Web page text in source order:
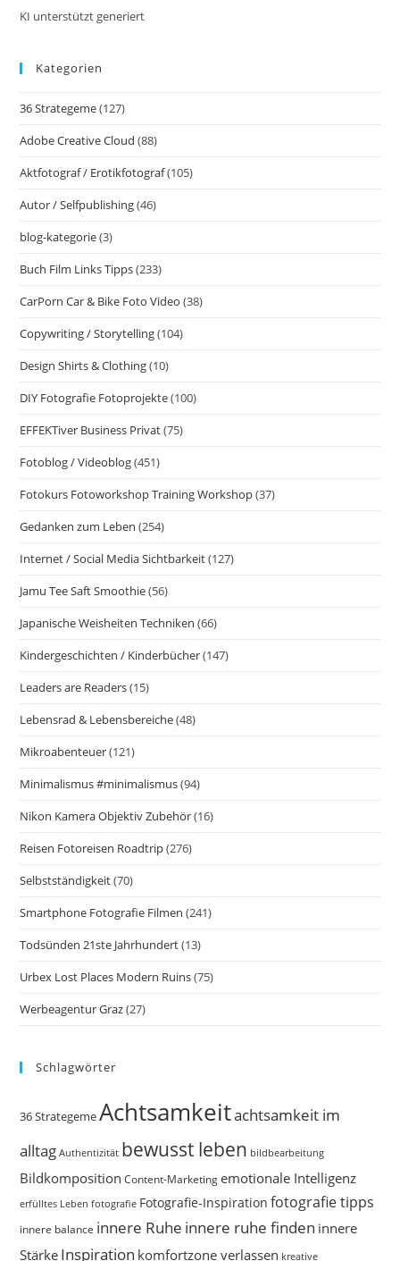
Barbara
Foto
Video
Tipps
KI unterstützt generiert
Kategorien
36 Strategeme(127)
Adobe Creative Cloud (88)
Aktfotograf / Erotikfotograf(105)
Autor / Selfpublishing(46)
blog-kategorie(3)
Buch Film Links Tipps(233)
CarPorn Car & Bike Foto Video (38)
Copywriting / Storytelling(104)
Design Shirts & Clothing(10)
DIY Fotografie Fotoprojekte(100)
EFFEKTiver Business Privat(75)
Fotoblog / Videoblog(451)
Fotokurs Fotoworkshop Training Workshop(37)
Gedanken zum Leben (254)
Internet / Social Media Sichtbarkeit(127)
Jamu Tee Saft Smoothie(56)
Japanische Weisheiten Techniken (66)
Kindergeschichten / Kinderbücher(147)
Leaders are Readers(15)
Lebensrad & Lebensbereiche(48)
Mikroabenteuer(121)
Minimalismus #minimalismus(94)
Nikon Kamera Objektiv Zubehör(16)
Reisen Fotoreisen Roadtrip(276)
Selbstständigkeit(70)
Smartphone Fotografie Filmen (241)
Todsünden 21ste Jahrhundert(13)
Urbex Lost Places Modern Ruins(75)
Werbeagentur Graz(27)
Schlagwörter
36 StrategemeAchtsamkeitachtsamkeit im
alltag Authentizität bewusst leben bildbearbeitung
Bildkomposition Content-Marketing emotionale Intelligenz
erfülltes Leben fotografie Fotografie-Inspiration fotografie tipps
innere balance innere Ruhe innere ruhe finden innere
Stärke Inspiration komfortzone verlassen kreative